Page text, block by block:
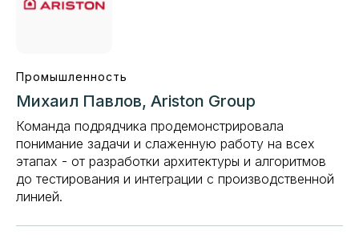
Промышленность
Михаил Павлов, Ariston Group
Команда подрядчика продемонстрировала
понимание задачи и слаженную работу на всех
этапах - от разработки архитектуры и алгоритмов
до тестирования и интеграции с производственной
линией.